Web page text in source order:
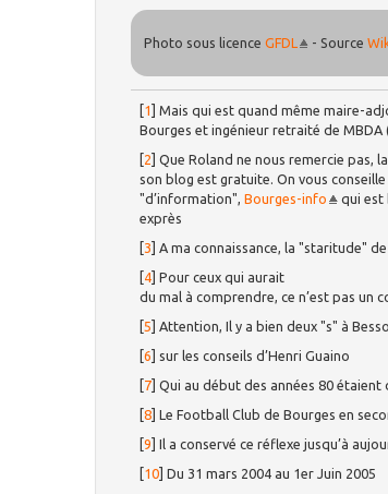
Photo sous licenceGFDL - Source
1 ]Mais qui est quand même maire-
Bourges et ingénieur retraité de
2 ]Que Roland ne nous remercie pas,
son blog est gratuite. On vous
"d’information",Bourges-info
qui est
exprès
3 ]A ma connaissance, la "staritude"
4 ]Pour ceux qui aurait
du mal à comprendre, ce n’est pas un
[5 ]Attention, Il y a bien deux "s" à
[6 ]sur les conseils d’Henri Guaino
7 ]Qui au début des années 80
[8 ]Le Football Club de Bourges en
[9 ]Il a conservé ce réflexe jusqu’à
10 ]Du 31 mars 2004 au 1er Juin 2005